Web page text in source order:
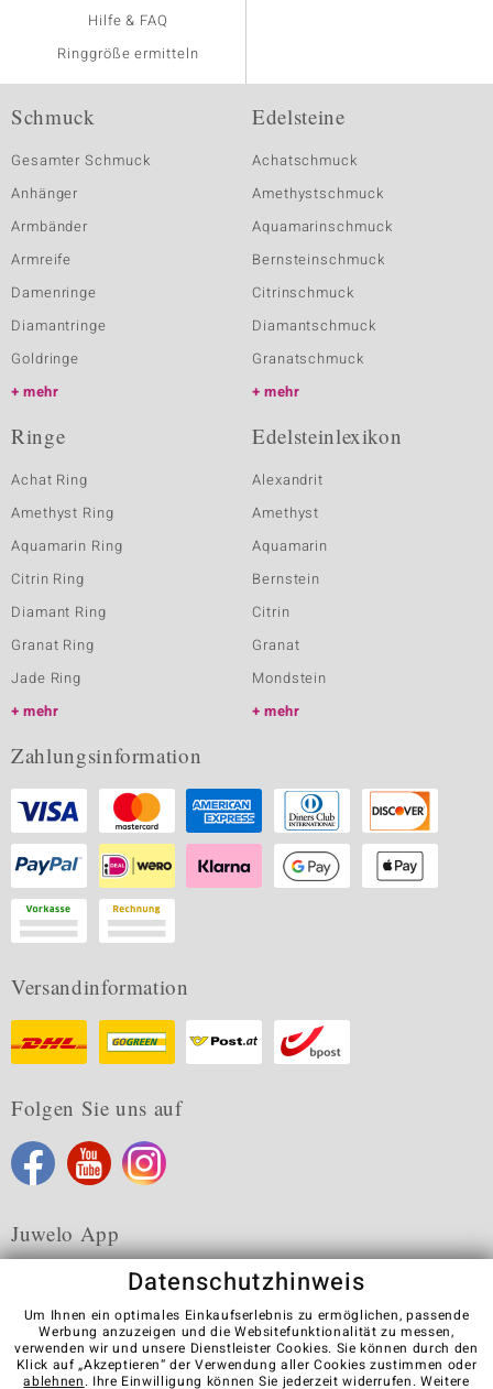
Hilfe & FAQ
Ringgröße ermitteln
Schmuck
Gesamter Schmuck
Anhänger
Armbänder
Armreife
Damenringe
Diamantringe
Goldringe
mehr
Edelsteine
Achatschmuck
Amethystschmuck
Aquamarinschmuck
Bernsteinschmuck
Citrinschmuck
Diamantschmuck
Granatschmuck
mehr
Ringe
Achat Ring
Amethyst Ring
Aquamarin Ring
Citrin Ring
Diamant Ring
Granat Ring
Jade Ring
mehr
Edelsteinlexikon
Alexandrit
Amethyst
Aquamarin
Bernstein
Citrin
Granat
Mondstein
mehr
Zahlungsinformation
Versandinformation
Folgen Sie uns auf
Juwelo App
Karriere AGB Datenschutz Cookies
Impressum
Kontakt
Vertrag widerrufen
Datenschutzhinweis
Um Ihnen ein optimales Einkaufserlebnis zu ermöglichen, passende
Werbung anzuzeigen und die Websitefunktionalität zu messen,
verwenden wir und unsere Dienstleister Cookies. Sie können durch den
Klick auf „Akzeptieren“ der Verwendung aller Cookies zustimmen oder
ablehnen. Ihre Einwilligung können Sie jederzeit widerrufen. Weitere